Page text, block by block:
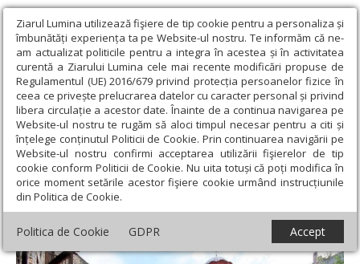
Ziarul Lumina utilizează fişiere de tip cookie pentru a personaliza și
îmbunătăți experiența ta pe Website-ul nostru. Te informăm că ne-
am actualizat politicile pentru a integra în acestea și în activitatea
curentă a Ziarului Lumina cele mai recente modificări propuse de
Regulamentul (UE) 2016/679 privind protecția persoanelor fizice în
ceea ce privește prelucrarea datelor cu caracter personal și privind
libera circulație a acestor date. Înainte de a continua navigarea pe
Website-ul nostru te rugăm să aloci timpul necesar pentru a citi și
înțelege conținutul Politicii de Cookie. Prin continuarea navigării pe
Website-ul nostru confirmi acceptarea utilizării fişierelor de tip
cookie conform Politicii de Cookie. Nu uita totuși că poți modifica în
orice moment setările acestor fişiere cookie urmând instrucțiunile
din Politica de Cookie.
Politica de Cookie GDPR Accept
Ziarul Lumina › Opinii › Repere și idei › Ieromonahul român
Metodie din Kareia Athosului
Ieromonahul român Metodie din Kareia
Athosului